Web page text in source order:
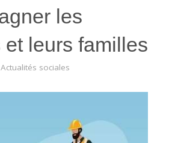
les
leurs familles
Actualités sociales